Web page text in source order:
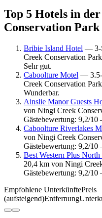
Top 5 Hotels in
Conservation
Bribie Island Hotel — 3-
Creek Conservation
Sehr gut.
Caboolture Motel — 3.5-
Creek Conservation
Wunderbar.
Ainslie Manor Guests
von Ningi Creek
Gästebewertung: 9,2/
Caboolture Riverlakes
von Ningi Creek
Gästebewertung: 9,2/
Best Western Plus
20,4 km von Ningi
Gästebewertung: 9,2/
Empfohlene UnterkünftePreis
(aufsteigend)Entfernung